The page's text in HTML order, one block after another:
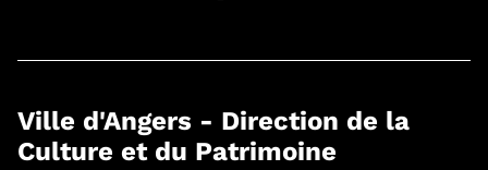
Ville d'Angers - Direction de la
Culture et du Patrimoine